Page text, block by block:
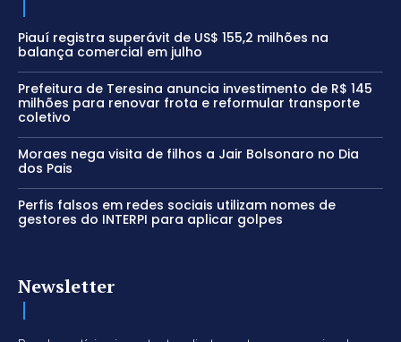
Piauí registra superávit de US$ 155,2 milhões na
balança comercial em julho
Prefeitura de Teresina anuncia investimento de R$ 145
milhões para renovar frota e reformular transporte
coletivo
Moraes nega visita de filhos a Jair Bolsonaro no Dia
dos Pais
Perfis falsos em redes sociais utilizam nomes de
gestores do INTERPI para aplicar golpes
Newsletter